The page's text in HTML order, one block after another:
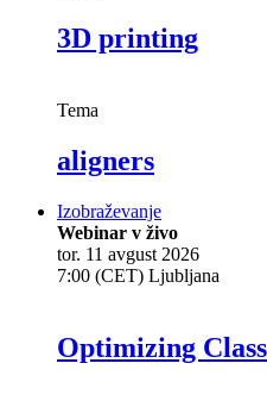
3D printing
Tema
aligners
Izobraževanje
Webinar v živo
tor. 11 avgust 2026
7:00 (CET) Ljubljana
Optimizing